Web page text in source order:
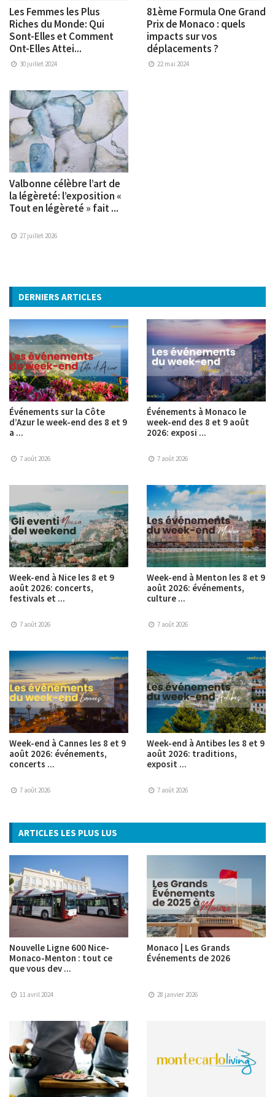
Les Femmes les Plus
Riches du Monde: Qui
Sont-Elles et Comment
Ont-Elles Attei...
30 juillet 2024
81ème Formula One Grand
Prix de Monaco : quels
impacts sur vos
déplacements ?
22 mai 2024
Valbonne célèbre l’art de
la légèreté: l’exposition «
Tout en légèreté » fait ...
27 juillet 2026
DERNIERS ARTICLES
Événements sur la Côte
d’Azur le week-end des 8 et 9
a ...
7 août 2026
Événements à Monaco le
week-end des 8 et 9 août
2026: exposi ...
7 août 2026
Week-end à Nice les 8 et 9
août 2026: concerts,
festivals et ...
7 août 2026
Week-end à Menton les 8 et 9
août 2026: événements,
culture ...
7 août 2026
Week-end à Cannes les 8 et 9
août 2026: événements,
concerts ...
7 août 2026
Week-end à Antibes les 8 et 9
août 2026: traditions,
exposit ...
7 août 2026
ARTICLES LES PLUS LUS
Nouvelle Ligne 600 Nice-
Monaco-Menton : tout ce
que vous dev ...
11 avril 2024
Monaco | Les Grands
Événements de 2026
28 janvier 2026